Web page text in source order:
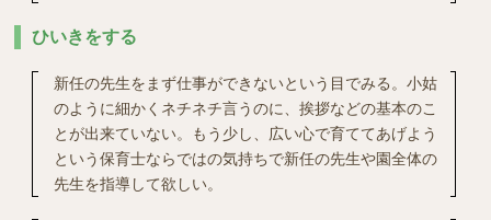
ひいきをする
新任の先生をまず仕事ができないという目でみる。小姑
のように細かくネチネチ言うのに、挨拶などの基本のこ
とが出来ていない。もう少し、広い心で育ててあげよう
という保育士ならではの気持ちで新任の先生や園全体の
先生を指導して欲しい。